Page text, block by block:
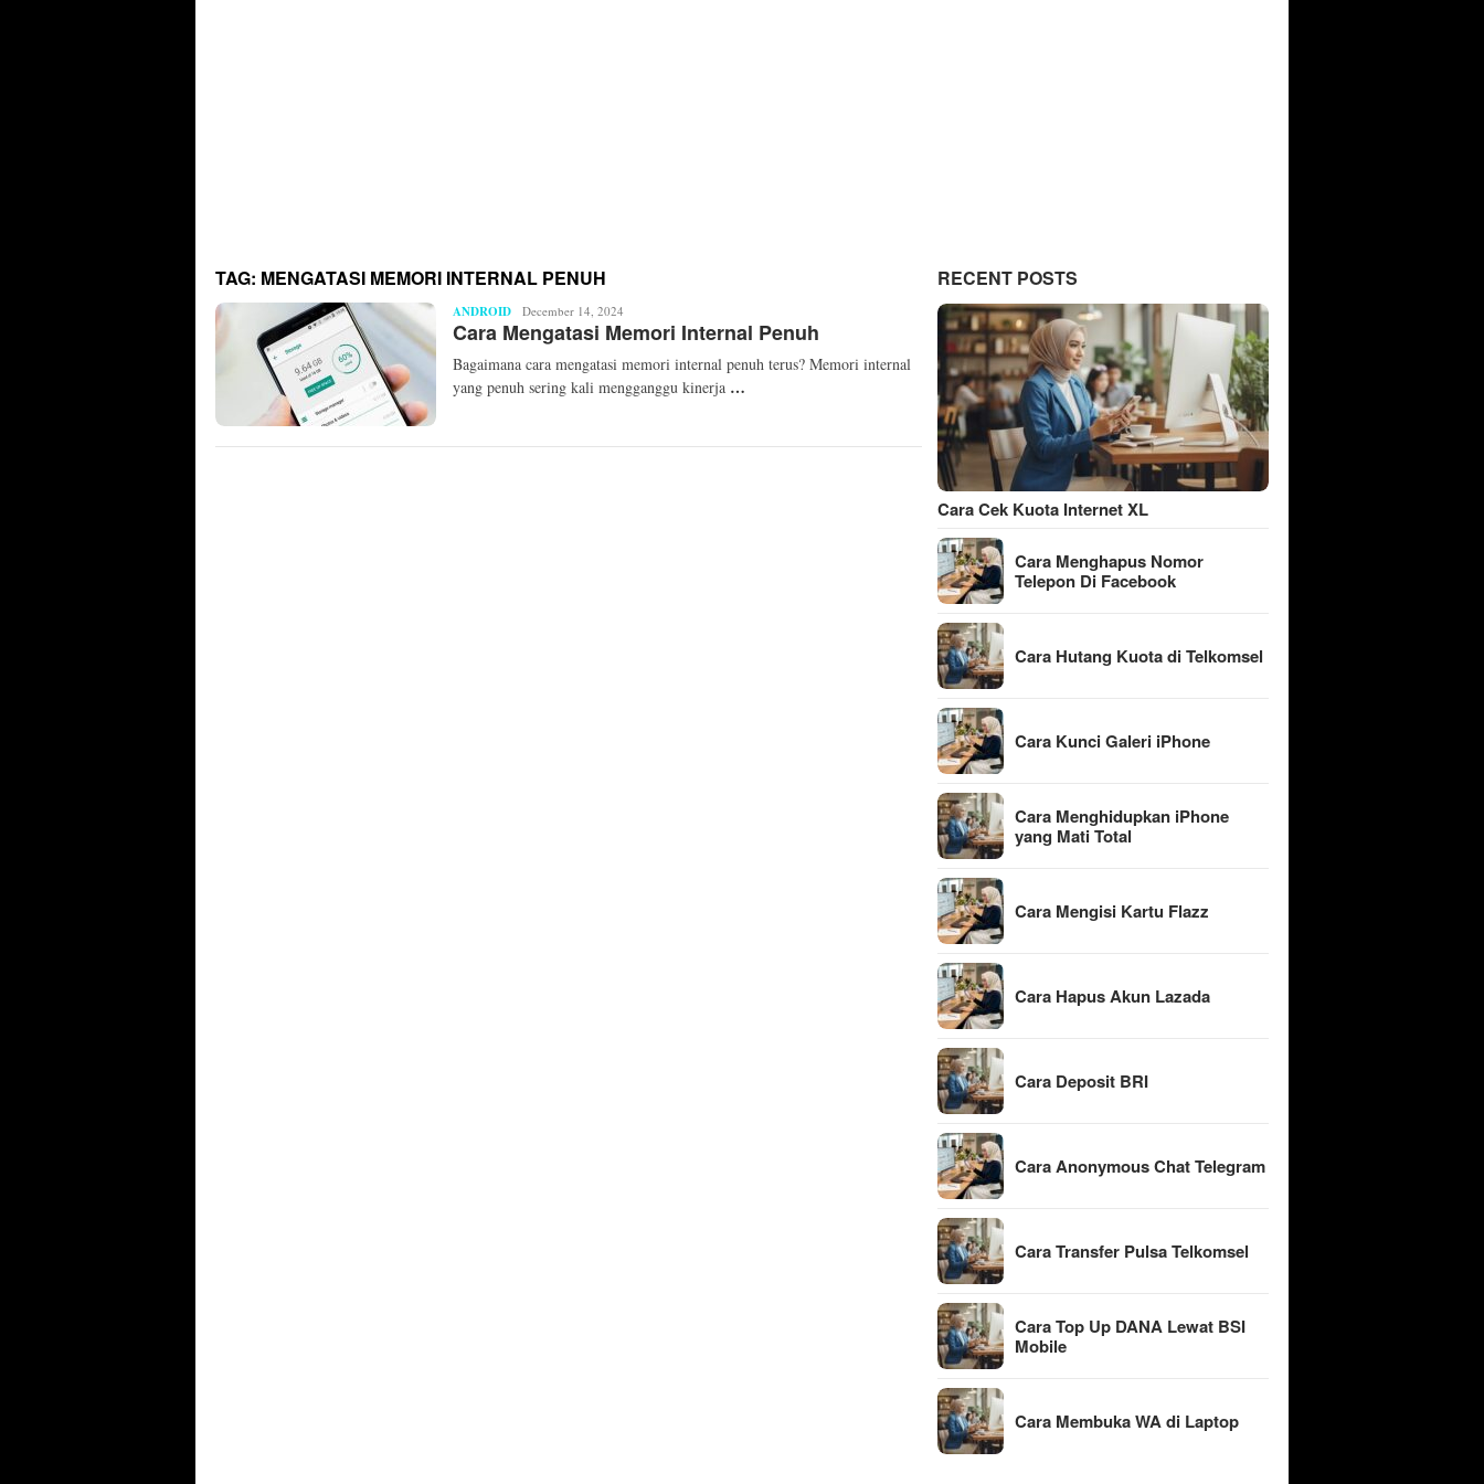
TAG: MENGATASI MEMORI INTERNAL PENUH
ANDROID Anugrah
Saputra
December 14, 2024
Cara Mengatasi Memori Internal Penuh
Bagaimana cara mengatasi memori internal penuh terus? Memori internal
yang penuh sering kali mengganggu kinerja …
RECENT POSTS
Cara Cek Kuota Internet XL
Cara Menghapus Nomor
Telepon Di Facebook
Cara Hutang Kuota di Telkomsel
Cara Kunci Galeri iPhone
Cara Menghidupkan iPhone
yang Mati Total
Cara Mengisi Kartu Flazz
Cara Hapus Akun Lazada
Cara Deposit BRI
Cara Anonymous Chat Telegram
Cara Transfer Pulsa Telkomsel
Cara Top Up DANA Lewat BSI
Mobile
Cara Membuka WA di Laptop